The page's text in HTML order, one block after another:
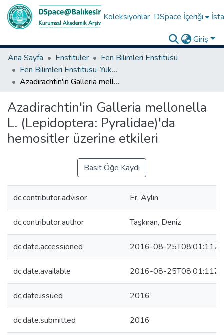
Koleksiyonlar DSpace İçeriği
Giriş
Ana Sayfa
Enstitüler
Fen Bilimleri Enstitüsü
Fen Bilimleri Enstitüsü-Yüksek Lisans Tezleri
Azadirachtin'in Galleria mellonella L. (Lepidoptera: Pyralidae)'da hemositler üzerine etkileri
Azadirachtin'in Galleria mellonella
L. (Lepidoptera: Pyralidae)'da
hemositler üzerine etkileri
Basit Öğe Kaydı
dc.contributor.advisor Er, Aylin
dc.contributor.author Taşkıran, Deniz
dc.date.accessioned 2016-08-25T08:01:11Z
dc.date.available 2016-08-25T08:01:11Z
dc.date.issued 2016
dc.date.submitted 2016